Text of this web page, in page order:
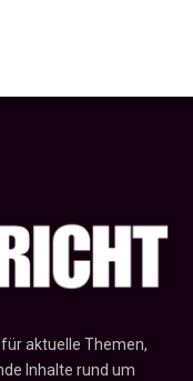
aktuelle Themen,
Inhalte rund um